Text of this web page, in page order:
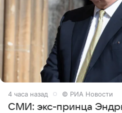
4 часа назад © РИА Новости
СМИ: экс-принца